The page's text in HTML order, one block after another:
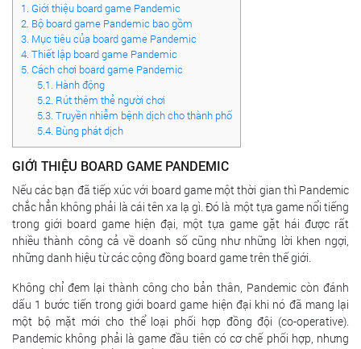
1. Giới thiệu board game Pandemic
2. Bộ board game Pandemic bao gồm
3. Mục tiêu của board game Pandemic
4. Thiết lập board game Pandemic
5. Cách chơi board game Pandemic
5.1. Hành động
5.2. Rút thêm thẻ người chơi
5.3. Truyền nhiễm bệnh dịch cho thành phố
5.4. Bùng phát dịch
GIỚI THIỆU BOARD GAME PANDEMIC
Nếu các bạn đã tiếp xúc với board game một thời gian thì Pandemic
chắc hẳn không phải là cái tên xa lạ gì. Đó là một tựa game nổi tiếng
trong giới board game hiện đại, một tựa game gặt hái được rất
nhiều thành công cả về doanh số cũng như những lời khen ngợi,
những danh hiệu từ các cộng đồng board game trên thế giới.
Không chỉ đem lại thành công cho bản thân, Pandemic còn đánh
dấu 1 bước tiến trong giới board game hiện đại khi nó đã mang lại
một bộ mặt mới cho thể loại phối hợp đồng đội (co-operative).
Pandemic không phải là game đầu tiên có cơ chế phối hợp, nhưng